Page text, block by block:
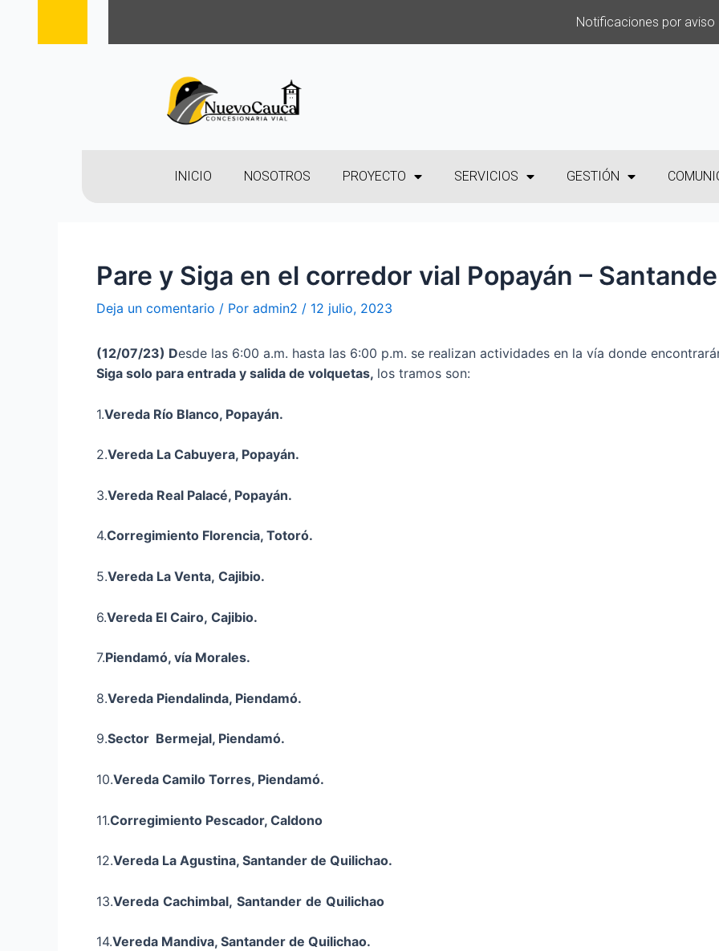
Notificaciones por aviso
INICIO NOSOTROS PROYECTO SERVICIOS GESTIÓN
Pare y Siga en el corredor vial Popayán –
Deja un comentario / Por admin2 / 12 julio, 2023
(12/07/23) Desde las 6:00 a.m. hasta las 6:00 p.m. se realizan actividades en la vía donde
Siga solo para entrada y salida de volquetas, los tramos son:
1.Vereda Río Blanco, Popayán.
2.Vereda La Cabuyera, Popayán.
3.Vereda Real Palacé, Popayán.
4.Corregimiento Florencia, Totoró.
5.Vereda La Venta, Cajibio.
6.Vereda El Cairo, Cajibio.
7.Piendamó, vía Morales.
8.Vereda Piendalinda, Piendamó.
9.Sector Bermejal, Piendamó.
10.Vereda Camilo Torres, Piendamó.
11.Corregimiento Pescador, Caldono
12.Vereda La Agustina, Santander de Quilichao.
13.Vereda Cachimbal, Santander de Quilichao
14.Vereda Mandiva, Santander de Quilichao.